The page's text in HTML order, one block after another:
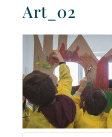
Art_02